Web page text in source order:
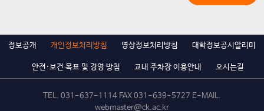
정보공개 개인정보처리방침 영상정보처리방침 대학정보공시알리미
안전·보건 목표 및 경영 방침 교내 주차장 이용안내 오시는길
TEL. 031-637-1114 FAX 031-639-5727 E-MAIL.
webmaster@ck.ac.kr